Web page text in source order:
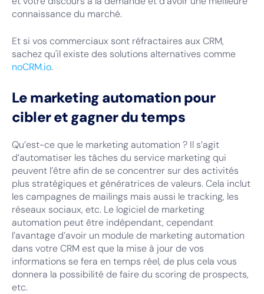
connaissance du marché.
Et si vos commerciaux sont réfractaires aux CRM,
sachez qu'il existe des solutions alternatives comme
noCRM.io.
Le marketing automation pour
cibler et gagner du temps
Qu’est-ce que le marketing automation ? Il s’agit
d’automatiser les tâches du service marketing qui
peuvent l’être afin de se concentrer sur des activités
plus stratégiques et génératrices de valeurs. Cela inclut
les campagnes de mailings mais aussi le tracking, les
réseaux sociaux, etc. Le logiciel de marketing
automation peut être indépendant, cependant
l’avantage d’avoir un module de marketing automation
dans votre CRM est que la mise à jour de vos
informations se fera en temps réel, de plus cela vous
donnera la possibilité de faire du scoring de prospects,
etc.